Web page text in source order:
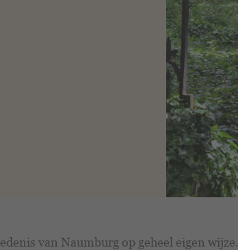
van Naumburg op geheel eigen wijze.